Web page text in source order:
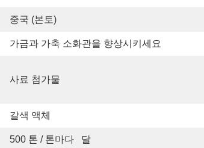
중국 (본토)
가금과 가축 소화관을 향상시키세요
사료 첨가물
갈색 액체
500 톤 / 톤마다   달